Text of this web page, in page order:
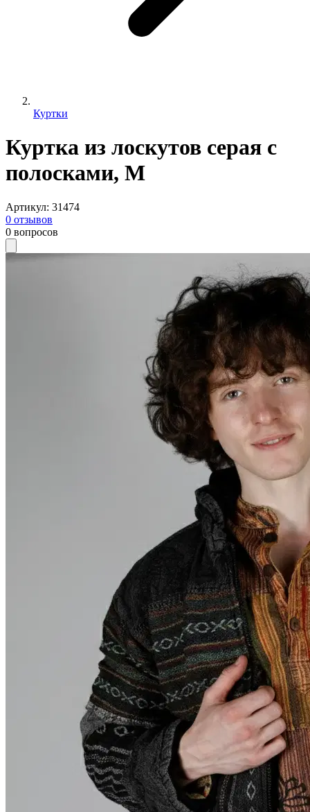
Куртки
Куртка из лоскутов серая с
полосками, M
Артикул: 31474
0 отзывов
0 вопросов